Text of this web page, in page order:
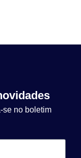
se no boletim